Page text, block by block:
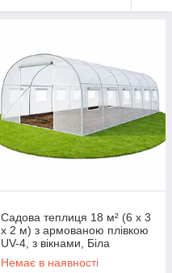
Садова теплиця 18 м² (6 х 3
х 2 м) з армованою плівкою
UV-4, з вікнами, Біла
(Польща)
Немає в наявності